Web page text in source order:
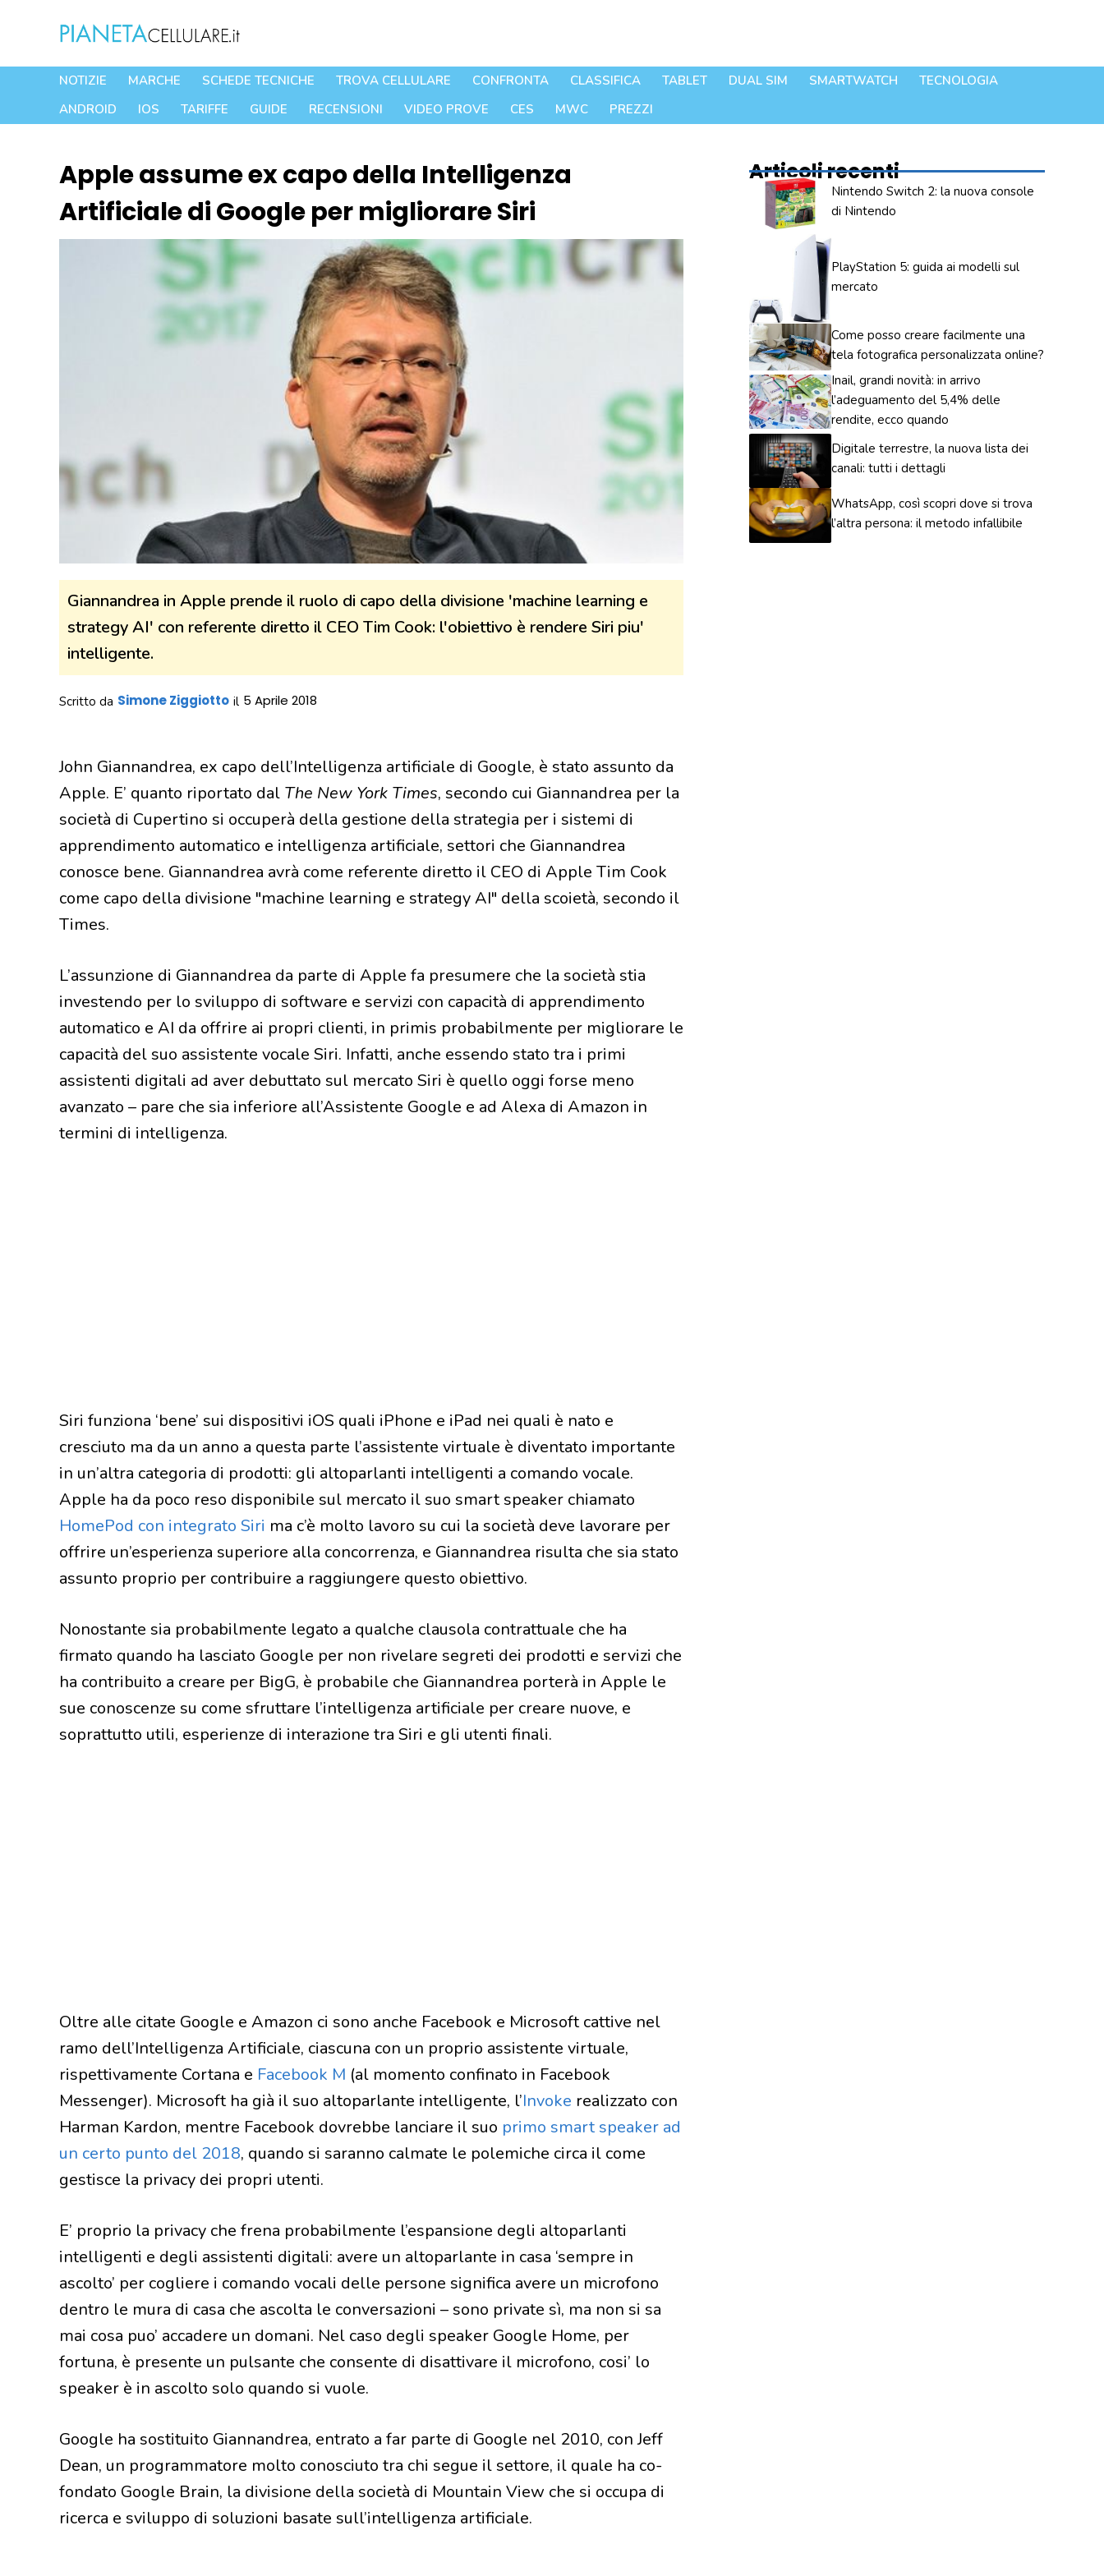
contenuto
NOTIZIE MARCHE SCHEDE TECNICHE TROVA CELLULARE CONFRONTA CLASSIFICA TABLET DUAL SIM SMARTWATCH
TECNOLOGIA
ANDROID
IOS TARIFFE GUIDE RECENSIONI VIDEO PROVE CES MWC PREZZI
Apple assume ex capo della Intelligenza
Artificiale di Google per migliorare Siri
Giannandrea in Apple prende il ruolo di capo della divisione 'machine learning e
strategy AI' con referente diretto il CEO Tim Cook: l'obiettivo è rendere Siri piu'
intelligente.
Scritto da Simone Ziggiotto il 5 Aprile 2018
John Giannandrea, ex capo dell’Intelligenza artificiale di Google, è stato assunto da
Apple. E’ quanto riportato dal The New York Times, secondo cui Giannandrea per la
società di Cupertino si occuperà della gestione della strategia per i sistemi di
apprendimento automatico e intelligenza artificiale, settori che Giannandrea
conosce bene. Giannandrea avrà come referente diretto il CEO di Apple Tim Cook
come capo della divisione "machine learning e strategy AI" della scoietà, secondo il
Times.
L’assunzione di Giannandrea da parte di Apple fa presumere che la società stia
investendo per lo sviluppo di software e servizi con capacità di apprendimento
automatico e AI da offrire ai propri clienti, in primis probabilmente per migliorare le
capacità del suo assistente vocale Siri. Infatti, anche essendo stato tra i primi
assistenti digitali ad aver debuttato sul mercato Siri è quello oggi forse meno
avanzato – pare che sia inferiore all’Assistente Google e ad Alexa di Amazon in
termini di intelligenza.
Siri funziona ‘bene’ sui dispositivi iOS quali iPhone e iPad nei quali è nato e
cresciuto ma da un anno a questa parte l’assistente virtuale è diventato importante
in un’altra categoria di prodotti: gli altoparlanti intelligenti a comando vocale.
Apple ha da poco reso disponibile sul mercato il suo smart speaker chiamato
HomePod con integrato Siri ma c’è molto lavoro su cui la società deve lavorare per
offrire un’esperienza superiore alla concorrenza, e Giannandrea risulta che sia stato
assunto proprio per contribuire a raggiungere questo obiettivo.
Nonostante sia probabilmente legato a qualche clausola contrattuale che ha
firmato quando ha lasciato Google per non rivelare segreti dei prodotti e servizi che
ha contribuito a creare per BigG, è probabile che Giannandrea porterà in Apple le
sue conoscenze su come sfruttare l’intelligenza artificiale per creare nuove, e
soprattutto utili, esperienze di interazione tra Siri e gli utenti finali.
Oltre alle citate Google e Amazon ci sono anche Facebook e Microsoft cattive nel
ramo dell’Intelligenza Artificiale, ciascuna con un proprio assistente virtuale,
rispettivamente Cortana e Facebook M (al momento confinato in Facebook
Messenger). Microsoft ha già il suo altoparlante intelligente, l’Invoke realizzato con
Harman Kardon, mentre Facebook dovrebbe lanciare il suo primo smart speaker ad
un certo punto del 2018, quando si saranno calmate le polemiche circa il come
gestisce la privacy dei propri utenti.
E’ proprio la privacy che frena probabilmente l’espansione degli altoparlanti
intelligenti e degli assistenti digitali: avere un altoparlante in casa ‘sempre in
ascolto’ per cogliere i comando vocali delle persone significa avere un microfono
dentro le mura di casa che ascolta le conversazioni – sono private sì, ma non si sa
mai cosa puo’ accadere un domani. Nel caso degli speaker Google Home, per
fortuna, è presente un pulsante che consente di disattivare il microfono, cosi’ lo
speaker è in ascolto solo quando si vuole.
Google ha sostituito Giannandrea, entrato a far parte di Google nel 2010, con Jeff
Dean, un programmatore molto conosciuto tra chi segue il settore, il quale ha co-
fondato Google Brain, la divisione della società di Mountain View che si occupa di
ricerca e sviluppo di soluzioni basate sull’intelligenza artificiale.
Articoli recenti
Nintendo Switch 2: la nuova console
di Nintendo
PlayStation 5: guida ai modelli sul
mercato
Come posso creare facilmente una
tela fotografica personalizzata online?
Inail, grandi novità: in arrivo
l’adeguamento del 5,4% delle
rendite, ecco quando
Digitale terrestre, la nuova lista dei
canali: tutti i dettagli
WhatsApp, così scopri dove si trova
l’altra persona: il metodo infallibile